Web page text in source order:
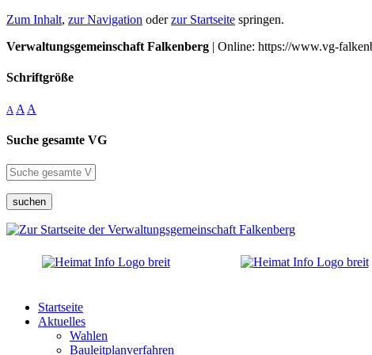
Zum Inhalt, zur Navigation oderzur Startseite springen.
Verwaltungsgemeinschaft Falkenberg | Online: https://www.vg-
Schriftgröße
A A A
Suche gesamte VG
suchen
Startseite
Aktuelles
Wahlen
Bauleitplanverfahren